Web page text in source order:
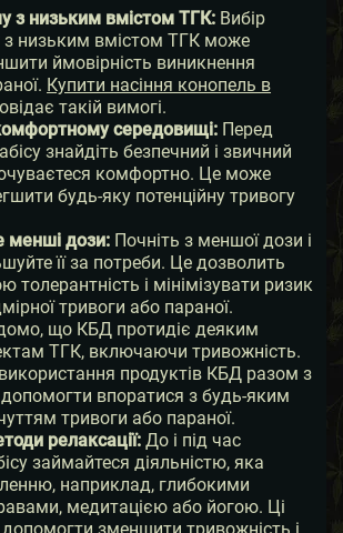
з низьким вмістом ТГК: Вибір
з низьким вмістом ТГК може
ймовірність виникнення
Купити насіння конопель в
такій вимогі.
середовищі: Перед
знайдіть безпечний і звичний
комфортно. Це може
будь-яку потенційну тривогу
менші дози: Почніть з меншої дози і
її за потреби. Це дозволить
толерантність і мінімізувати ризик
тривоги або параної.
що КБД протидіє деяким
ТГК, включаючи тривожність.
продуктів КБД разом з
впоратися з будь-яким
тривоги або параної.
релаксації: До і під час
займайтеся діяльністю, яка
наприклад, глибокими
медитацією або йогою. Ці